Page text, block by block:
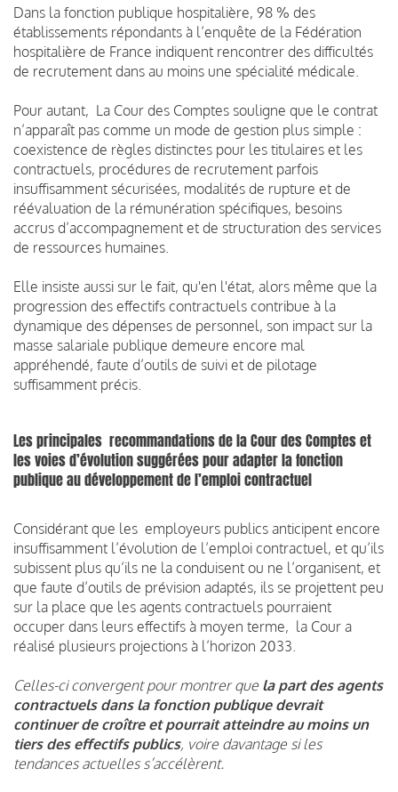
Dans la fonction publique hospitalière, 98 % des
établissements répondants à l’enquête de la Fédération
hospitalière de France indiquent rencontrer des difficultés
de recrutement dans au moins une spécialité médicale.
Pour autant, La Cour des Comptes souligne que le contrat
n’apparaît pas comme un mode de gestion plus simple :
coexistence de règles distinctes pour les titulaires et les
contractuels, procédures de recrutement parfois
insuffisamment sécurisées, modalités de rupture et de
réévaluation de la rémunération spécifiques, besoins
accrus d’accompagnement et de structuration des services
de ressources humaines.
Elle insiste aussi sur le fait, qu'en l'état, alors même que la
progression des effectifs contractuels contribue à la
dynamique des dépenses de personnel, son impact sur la
masse salariale publique demeure encore mal
appréhendé, faute d’outils de suivi et de pilotage
suffisamment précis.
Les principales recommandations de la Cour des Comptes et
les voies d’évolution suggérées pour adapter la fonction
publique au développement de l’emploi contractuel
Considérant que les employeurs publics anticipent encore
insuffisamment l’évolution de l’emploi contractuel, et qu’ils
subissent plus qu’ils ne la conduisent ou ne l’organisent, et
que faute d’outils de prévision adaptés, ils se projettent peu
sur la place que les agents contractuels pourraient
occuper dans leurs effectifs à moyen terme, la Cour a
réalisé plusieurs projections à l’horizon 2033.
Celles-ci convergent pour montrer que la part des agents
contractuels dans la fonction publique devrait
continuer de croître et pourrait atteindre au moins un
tiers des effectifs publics, voire davantage si les
tendances actuelles s’accélèrent.